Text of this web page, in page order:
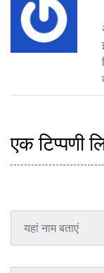
एक टिप्पणी